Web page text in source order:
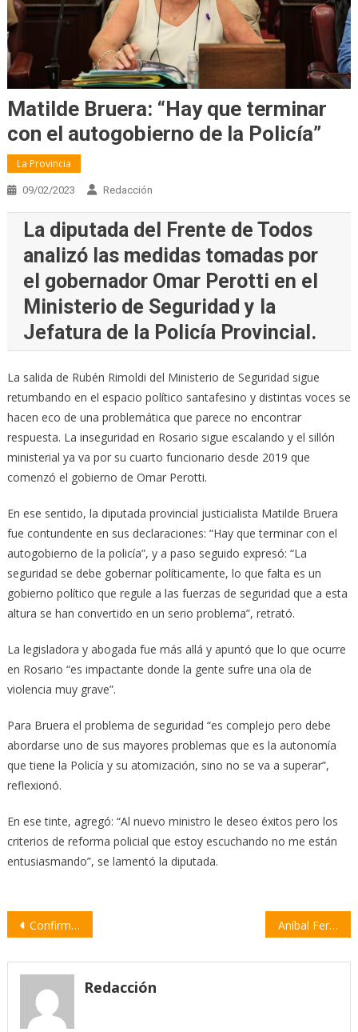
Matilde Bruera: “Hay que terminar
con el autogobierno de la Policía”
La Provincia
09/02/2023 Redacción
La diputada del Frente de Todos
analizó las medidas tomadas por
el gobernador Omar Perotti en el
Ministerio de Seguridad y la
Jefatura de la Policía Provincial.
La salida de Rubén Rimoldi del Ministerio de Seguridad sigue
retumbando en el espacio político santafesino y distintas voces se
hacen eco de una problemática que parece no encontrar
respuesta. La inseguridad en Rosario sigue escalando y el sillón
ministerial ya va por su cuarto funcionario desde 2019 que
comenzó el gobierno de Omar Perotti.
En ese sentido, la diputada provincial justicialista Matilde Bruera
fue contundente en sus declaraciones: “Hay que terminar con el
autogobierno de la policía”, y a paso seguido expresó: “La
seguridad se debe gobernar políticamente, lo que falta es un
gobierno político que regule a las fuerzas de seguridad que a esta
altura se han convertido en un serio problema”, retrató.
La legisladora y abogada fue más allá y apuntó que lo que ocurre
en Rosario “es impactante donde la gente sufre una ola de
violencia muy grave”.
Para Bruera el problema de seguridad “es complejo pero debe
abordarse uno de sus mayores problemas que es la autonomía
que tiene la Policía y su atomización, sino no se va a superar”,
reflexionó.
En ese tinte, agregó: “Al nuevo ministro le deseo éxitos pero los
criterios de reforma policial que estoy escuchando no me están
entusiasmando”, se lamentó la diputada.
Navegación
entradas
Confirmaron 84 casos de dengue en la provincia de Santa Fe Aníbal Fernández: “No nos quedamos quietos con lo que sucede en Rosario”
Redacción